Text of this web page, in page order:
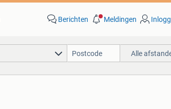
Berichten Meldingen
Alle